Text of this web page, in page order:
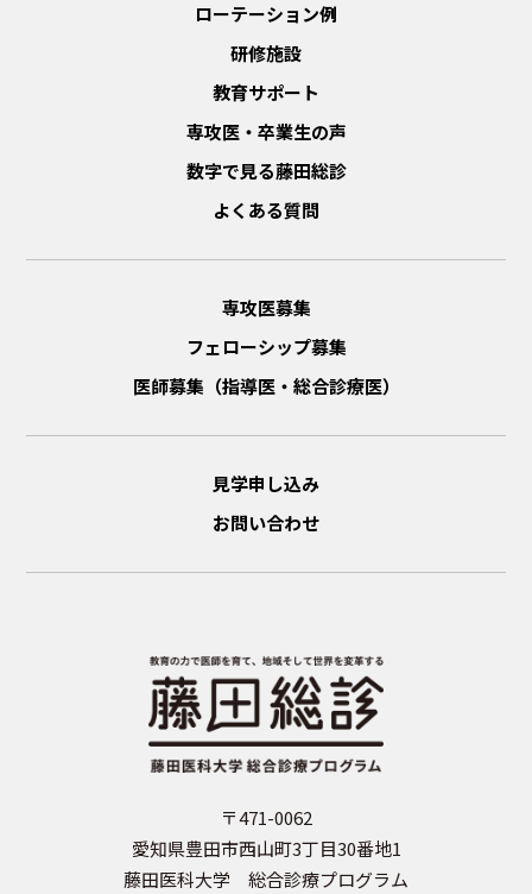
ローテーション例
研修施設
教育サポート
専攻医・卒業生の声
数字で見る藤田総診
よくある質問
専攻医募集
フェローシップ募集
医師募集（指導医・総合診療医）
見学申し込み
お問い合わせ
〒471-0062
愛知県豊田市西山町3丁目30番地1
藤田医科大学 総合診療プログラム